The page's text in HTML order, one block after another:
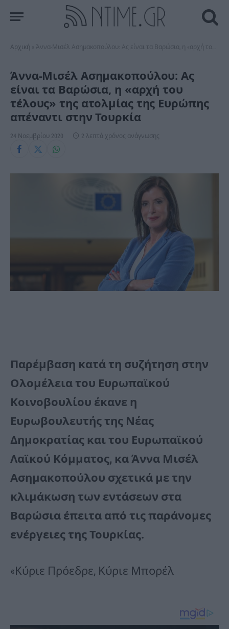
Αρχική Άννα-Μισέλ Ασημακοπούλου: Ας είναι τα Βαρώσια, η «αρχή του τέλους» της ατολμίας της Ευρώπης απέναντι στην Τουρκία
Άννα-Μισέλ Ασημακοπούλου: Ας
είναι τα Βαρώσια, η «αρχή του
τέλους» της ατολμίας της Ευρώπης
απέναντι στην Τουρκία
24 Νοεμβρίου 2020 2 λεπτά χρόνος ανάγνωσης
Παρέμβαση κατά τη συζήτηση στην
Ολομέλεια του Ευρωπαϊκού
Κοινοβουλίου έκανε η
Ευρωβουλευτής της Νέας
Δημοκρατίας και του Ευρωπαϊκού
Λαϊκού Κόμματος, κα Άννα Μισέλ
Ασημακοπούλου σχετικά με την
κλιμάκωση των εντάσεων στα
Βαρώσια έπειτα από τις παράνομες
ενέργειες της Τουρκίας.
«Κύριε Πρόεδρε, Κύριε Μπορέλ